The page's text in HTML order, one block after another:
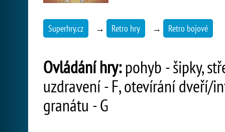
Superhry.cz → Retro hry → Retro bojové
Ovládání hry:pohyb - šipky,
uzdravení - F, otevírání dveří/
granátu - G